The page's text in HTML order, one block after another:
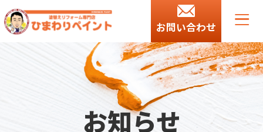
お問い合わせ
お知らせ